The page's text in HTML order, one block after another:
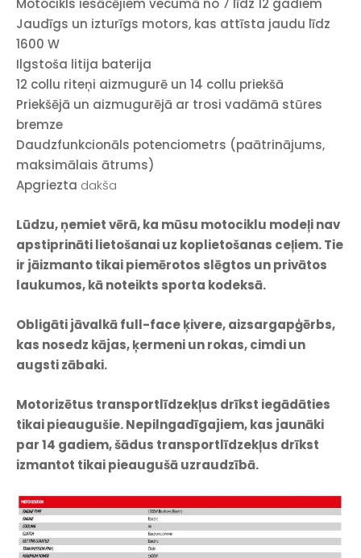
Motocikls iesācējiem vecumā no 7 līdz 12 gadiem
Jaudīgs un izturīgs motors, kas attīsta jaudu līdz
1600 W
Ilgstoša litija baterija
12 collu riteņi aizmugurē un 14 collu priekšā
Priekšējā un aizmugurējā ar trosi vadāmā stūres
bremze
Daudzfunkcionāls potenciometrs (paātrinājums,
maksimālais ātrums)
Apgriezta dakša
Lūdzu, ņemiet vērā, ka mūsu motociklu modeļi nav
apstiprināti lietošanai uz koplietošanas ceļiem. Tie
ir jāizmanto tikai piemērotos slēgtos un privātos
laukumos, kā noteikts sporta kodeksā.
Obligāti jāvalkā full-face ķivere, aizsargapģērbs,
kas nosedz kājas, ķermeni un rokas, cimdi un
augsti zābaki.
Motorizētus transportlīdzekļus drīkst iegādāties
tikai pieaugušie. Nepilngadīgajiem, kas jaunāki
par 14 gadiem, šādus transportlīdzekļus drīkst
izmantot tikai pieaugušā uzraudzībā.